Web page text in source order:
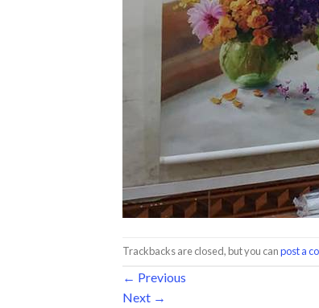
Trackbacks are closed, but you canpost a
← Previous
Next →